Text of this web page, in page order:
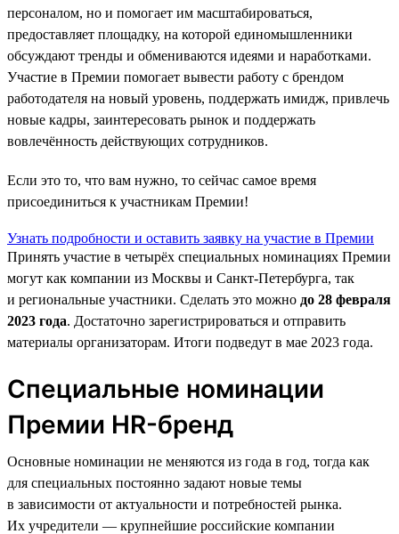
персоналом, но и помогает им масштабироваться,
предоставляет площадку, на которой единомышленники
обсуждают тренды и обмениваются идеями и наработками.
Участие в Премии помогает вывести работу с брендом
работодателя на новый уровень, поддержать имидж, привлечь
новые кадры, заинтересовать рынок и поддержать
вовлечённость действующих сотрудников.
Если это то, что вам нужно, то сейчас самое время
присоединиться к участникам Премии!
Узнать подробности и оставить заявку на участие в Премии
Принять участие в четырёх специальных номинациях Премии
могут как компании из Москвы и Санкт-Петербурга, так
и региональные участники. Сделать это можно до 28 февраля
2023 года. Достаточно зарегистрироваться и отправить
материалы организаторам. Итоги подведут в мае 2023 года.
Специальные номинации
Премии HR-бренд
Основные номинации не меняются из года в год, тогда как
для специальных постоянно задают новые темы
в зависимости от актуальности и потребностей рынка.
Их учредители — крупнейшие российские компании